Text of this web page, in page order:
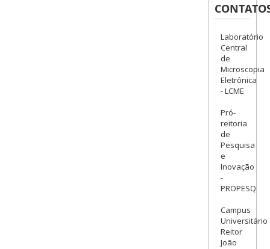
Laboratório
Central
de
Microscopia
Eletrônica
- LCME
Pró-
reitoria
de
Pesquisa
e
Inovação
-
PROPESQ
Campus
Universitário
Reitor
João